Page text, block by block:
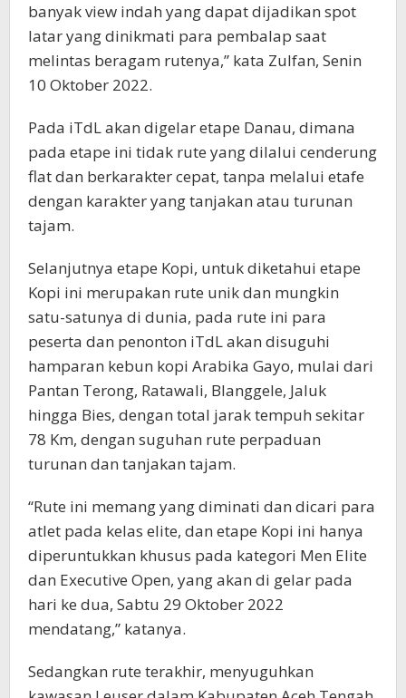
banyak view indah yang dapat dijadikan spot
latar yang dinikmati para pembalap saat
melintas beragam rutenya,” kata Zulfan, Senin
10 Oktober 2022.
Pada iTdL akan digelar etape Danau, dimana
pada etape ini tidak rute yang dilalui cenderung
flat dan berkarakter cepat, tanpa melalui etafe
dengan karakter yang tanjakan atau turunan
tajam.
Selanjutnya etape Kopi, untuk diketahui etape
Kopi ini merupakan rute unik dan mungkin
satu-satunya di dunia, pada rute ini para
peserta dan penonton iTdL akan disuguhi
hamparan kebun kopi Arabika Gayo, mulai dari
Pantan Terong, Ratawali, Blanggele, Jaluk
hingga Bies, dengan total jarak tempuh sekitar
78 Km, dengan suguhan rute perpaduan
turunan dan tanjakan tajam.
“Rute ini memang yang diminati dan dicari para
atlet pada kelas elite, dan etape Kopi ini hanya
diperuntukkan khusus pada kategori Men Elite
dan Executive Open, yang akan di gelar pada
hari ke dua, Sabtu 29 Oktober 2022
mendatang,” katanya.
Sedangkan rute terakhir, menyuguhkan